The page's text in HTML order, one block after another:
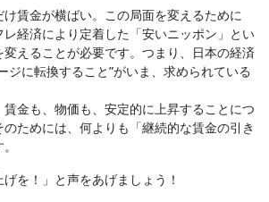
賃金が横ばい。この局面を変えるために
経済により定着した「安いニッポン」とい
変えることが必要です。つまり、日本の経済
ジに転換すること”がいま、求められている
金も、物価も、安定的に上昇することにつ
ためには、何よりも「継続的な賃金の引き
を！」と声をあげましょう！